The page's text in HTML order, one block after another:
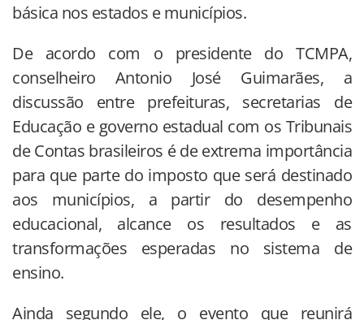
básica nos estados e municípios.
De acordo com o presidente do TCMPA,
conselheiro Antonio José Guimarães, a
discussão entre prefeituras, secretarias de
Educação e governo estadual com os Tribunais
de Contas brasileiros é de extrema importância
para que parte do imposto que será destinado
aos municípios, a partir do desempenho
educacional, alcance os resultados e as
transformações esperadas no sistema de
ensino.
Ainda segundo ele, o evento que reunirá